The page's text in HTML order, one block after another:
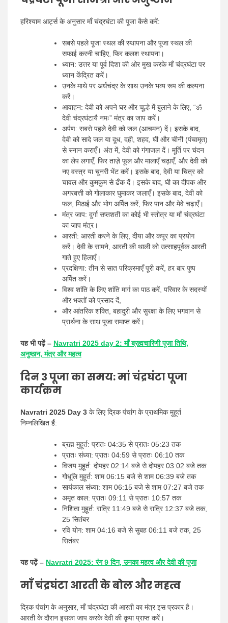
हरिश्याम आर्ट्स के अनुसार माँ चंद्रघंटा की पूजा कैसे करें:
सबसे पहले पूजा स्थल की स्थापना और पूजा स्थल की
सफाई करनी चाहिए, फिर कलश स्थापना।
ध्यान: उत्तर या पूर्व दिशा की ओर मुख करके माँ चंद्रघंटा पर
ध्यान केंद्रित करें।
उनके माथे पर अर्धचंद्र के साथ उनके भव्य रूप की कल्पना
करें।
आवाहन: देवी को अपने घर और चूल्हे में बुलाने के लिए, “ॐ
देवी चंद्रघंटायै नमः” मंत्र का जाप करें।
अर्पण: सबसे पहले देवी को जल (आचमन) दें। इसके बाद,
देवी को सादे जल या दूध, दही, शहद, घी और चीनी (पंचामृत)
से स्नान कराएँ। अंत में, देवी को गंगाजल दें। मूर्ति पर चंदन
का लेप लगाएँ, फिर ताज़े फूल और मालाएँ चढ़ाएँ, और देवी को
नए वस्त्र या चुनरी भेंट करें। इसके बाद, देवी या चित्र को
चावल और कुमकुम से ढँक दें। इसके बाद, घी का दीपक और
अगरबत्ती को गोलाकार घुमाकर जलाएँ। इसके बाद, देवी को
फल, मिठाई और भोग अर्पित करें, फिर पान और मेवे चढ़ाएँ।
मंत्र जाप: दुर्गा सप्तशती का कोई भी स्तोत्र या माँ चंद्रघंटा
का जाप मंत्र।
आरती: आरती करने के लिए, दीया और कपूर का प्रयोग
करें। देवी के सामने, आरती की थाली को उत्साहपूर्वक आरती
गाते हुए हिलाएँ।
प्रदक्षिणा: तीन से सात परिक्रमाएँ पूरी करें, हर बार पुष्प
अर्पित करें।
विश्व शांति के लिए शांति मार्ग का पाठ करें, परिवार के सदस्यों
और भक्तों को प्रसाद दें,
और आंतरिक शक्ति, बहादुरी और सुरक्षा के लिए भगवान से
प्रार्थना के साथ पूजा समाप्त करें।
यह भी पढ़ें – Navratri 2025 day 2: माँ ब्रह्मचारिणी पूजा तिथि,
अनुष्ठान, मंत्र और महत्व
दिन 3 पूजा का समय: मां चंद्रघंटा पूजा
कार्यक्रम
Navratri 2025 Day 3 के लिए द्रिक पंचांग के प्राथमिक मुहूर्त
निम्नलिखित हैं:
ब्रह्म मुहूर्त: प्रातः 04:35 से प्रातः 05:23 तक
प्रातः संध्या: प्रातः 04:59 से प्रातः 06:10 तक
विजय मुहूर्त: दोपहर 02:14 बजे से दोपहर 03:02 बजे तक
गोधूलि मुहूर्त: शाम 06:15 बजे से शाम 06:39 बजे तक
सायंकाल संध्या: शाम 06:15 बजे से शाम 07:27 बजे तक
अमृत ​​काल: प्रातः 09:11 से प्रातः 10:57 तक
निशिता मुहूर्त: रात्रि 11:49 बजे से रात्रि 12:37 बजे तक,
25 सितंबर
रवि योग: शाम 04:16 बजे से सुबह 06:11 बजे तक, 25
सितंबर
यह पढ़ें – Navratri 2025: रंग 9 दिन, उनका महत्व और देवी की पूजा
माँ चंद्रघंटा आरती के बोल और महत्व
द्रिक पंचांग के अनुसार, माँ चंद्रघंटा की आरती का मंत्र इस प्रकार है।
आरती के दौरान इसका जाप करके देवी की कृपा प्राप्त करें।